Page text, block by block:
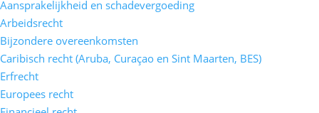
Aansprakelijkheid en schadevergoeding
Arbeidsrecht
Bijzondere overeenkomsten
Caribisch recht (Aruba, Curaçao en Sint Maarten, BES)
Erfrecht
Europees recht